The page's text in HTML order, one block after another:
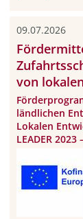
09.07.2026
von
ländlichen
Lokalen
LEADER 2023